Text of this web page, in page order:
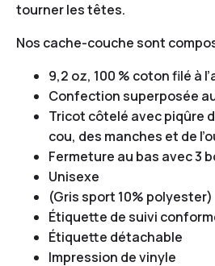
tourner les têtes.
Nos cache-couche sont
9,2 oz, 100 % coton filé à
Confection superposée
Tricot côtelé avec piqûre
cou, des manches et de
Fermeture au bas avec 3
Unisexe
(Gris sport 10% polyester)
Étiquette de suivi
Étiquette détachable
Impression de vinyle